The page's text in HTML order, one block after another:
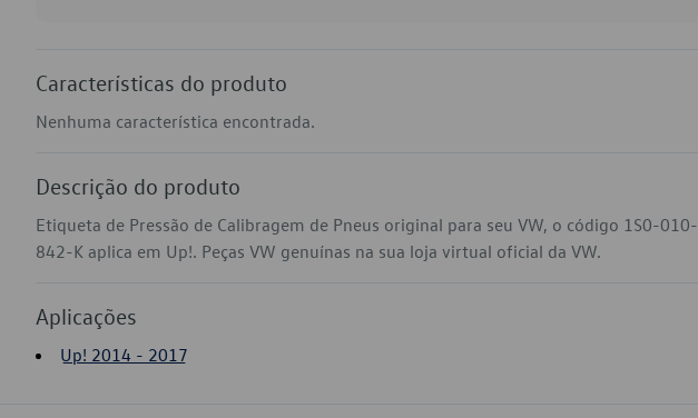
Características do produto
Nenhuma característica encontrada.
Descrição do produto
Etiqueta de Pressão de Calibragem de Pneus original para seu VW, o código 1S0-010-
842-K aplica em Up!. Peças VW genuínas na sua loja virtual oficial da VW.
Aplicações
Up! 2014 - 2017